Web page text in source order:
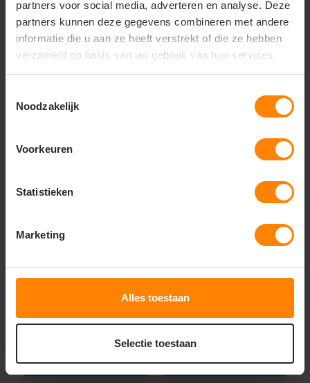
partners voor social media, adverteren en analyse. Deze
partners kunnen deze gegevens combineren met andere
informatie die u aan ze heeft verstrekt of die ze hebben
verzameld op basis van uw gebruik van hun services.
Noodzakelijk
Voorkeuren
Statistieken
Marketing
Alles toestaan
Selectie toestaan
Atlas
Bekijken
Fit: Laag Model
92,41
Bekijken